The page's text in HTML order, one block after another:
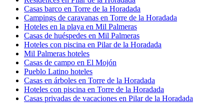
Casas barco en Torre de la Horadada
Campings de caravanas en Torre de la Horadada
Hoteles en la playa en Mil Palmeras
Casas de huéspedes en Mil Palmeras
Hoteles con piscina en Pilar de la Horadada
Mil Palmeras hoteles
Casas de campo en El Mojón
Pueblo Latino hoteles
Casas en árboles en Torre de la Horadada
Hoteles con piscina en Torre de la Horadada
Casas privadas de vacaciones en Pilar de la Horadada